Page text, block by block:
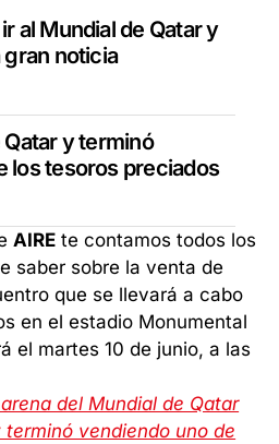
al Mundial de Qatar y
noticia
Qatar y terminó
los tesoros preciados
AIRE te contamos todos los
saber sobre la venta de
que se llevará a cabo
en el estadio Monumental
el martes 10 de junio, a las
arena del Mundial de Qatar
vendiendo uno de